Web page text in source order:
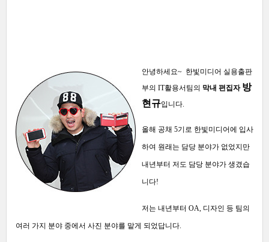
안녕하세요~ 한빛미디어 실용출판
부의 IT활용서팀의 막내 편집자 방
현규입니다.
올해 공채 5기로 한빛미디어에 입사
하여 원래는 담당 분야가 없었지만
내년부터 저도 담당 분야가 생겼습
니다!
저는 내년부터 OA, 디자인 등 팀의
여러 가지 분야 중에서 사진 분야를 맡게 되었답니다.